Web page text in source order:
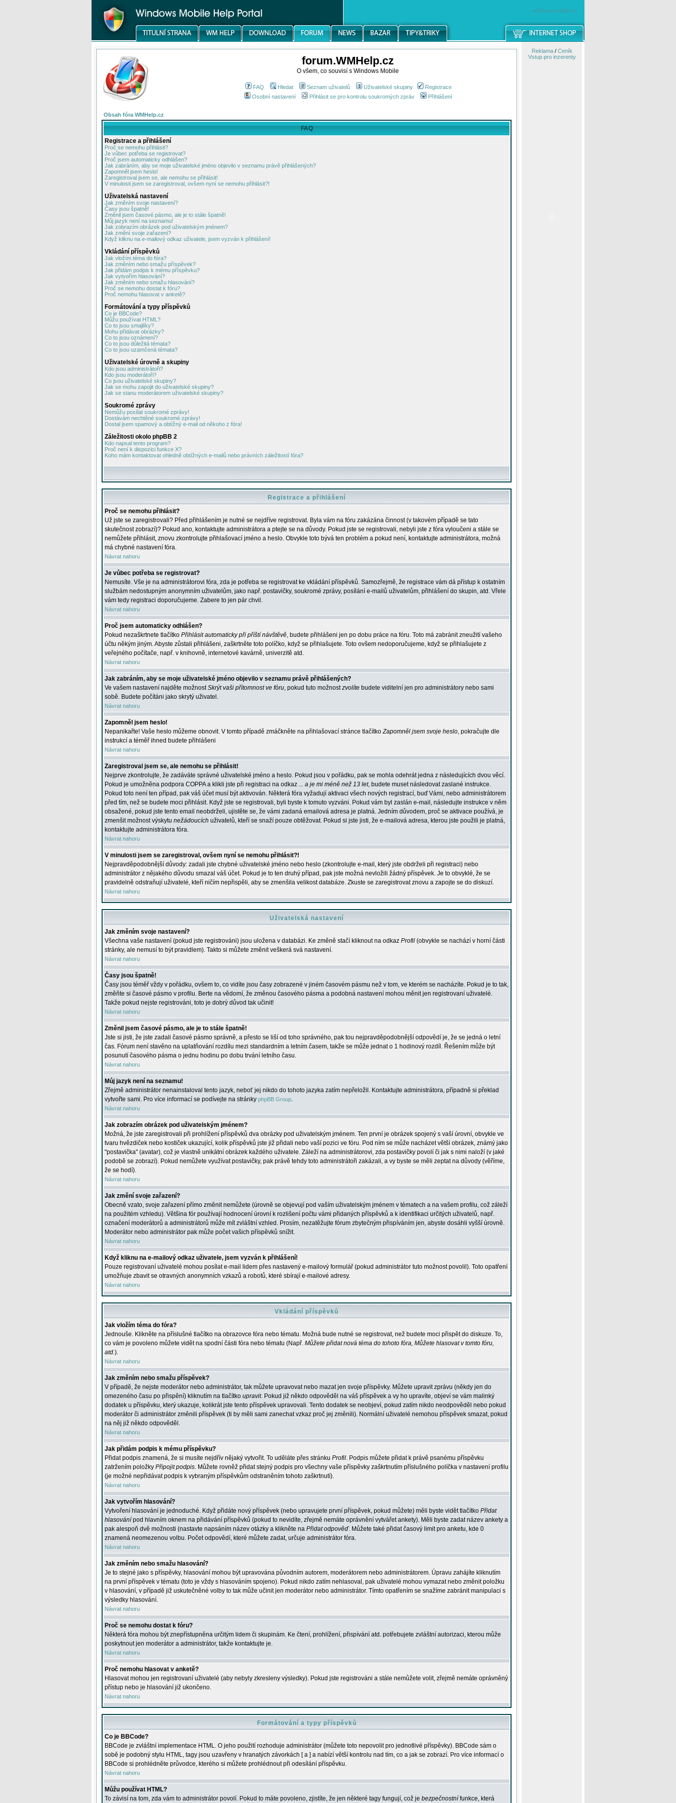
windowsmobile.cz
forum.WMHelp.cz
O všem, co souvisí s Windows Mobile
FAQ Hledat Seznam uživatelů Uživatelské skupiny
Registrace
Osobní nastavení
Přihlásit se pro kontrolu soukromých zpráv Přihlášení
Obsah fóra WMHelp.cz
FAQ
Registrace a přihlášení
Proč se nemohu přihlásit?
Je vůbec potřeba se registrovat?
Proč jsem automaticky odhlášen?
Jak zabráním, aby se moje uživatelské jméno objevilo v seznamu právě přihlášených?
Zapomněl jsem heslo!
Zaregistroval jsem se, ale nemohu se přihlásit!
V minulosti jsem se zaregistroval, ovšem nyní se nemohu přihlásit?!
Uživatelská nastavení
Jak změním svoje nastavení?
Časy jsou špatně!
Změnil jsem časové pásmo, ale je to stále špatně!
Můj jazyk není na seznamu!
Jak zobrazím obrázek pod uživatelským jménem?
Jak změní svoje zařazení?
Když kliknu na e-mailový odkaz uživatele, jsem vyzván k přihlášení!
Vkládání příspěvků
Jak vložím téma do fóra?
Jak změním nebo smažu příspěvek?
Jak přidám podpis k mému příspěvku?
Jak vytvořím hlasování?
Jak změním nebo smažu hlasování?
Proč se nemohu dostat k fóru?
Proč nemohu hlasovat v anketě?
Formátování a typy příspěvků
Co je BBCode?
Můžu používat HTML?
Co to jsou smajlíky?
Mohu přidávat obrázky?
Co to jsou oznámení?
Co to jsou důležitá témata?
Co to jsou uzamčená témata?
Uživatelské úrovně a skupiny
Kdo jsou administrátoři?
Kdo jsou moderátoři?
Co jsou uživatelské skupiny?
Jak se mohu zapojit do uživatelské skupiny?
Jak se stanu moderátorem uživatelské skupiny?
Soukromé zprávy
Nemůžu posílat soukromé zprávy!
Dostávám nechtěné soukromé zprávy!
Dostal jsem spamový a obtížný e-mail od někoho z fóra!
Záležitosti okolo phpBB 2
Kdo napsal tento program?
Proč není k dispozici funkce X?
Koho mám kontaktovat ohledně obtížných e-mailů nebo právních záležitostí fóra?
Registrace a přihlášení
Proč se nemohu přihlásit?
Už jste se zaregistrovali? Před přihlášením je nutné se nejdříve registrovat. Byla vám na fóru zakázána činnost (v takovém případě se tato
skutečnost zobrazí)? Pokud ano, kontaktujte administrátora a ptejte se na důvody. Pokud jste se registrovali, nebyli jste z fóra vyloučeni a stále se
nemůžete přihlásit, znovu zkontrolujte přihlašovací jméno a heslo. Obvykle toto bývá ten problém a pokud není, kontaktujte administrátora, možná
má chybné nastavení fóra.
Návrat nahoru
Je vůbec potřeba se registrovat?
Nemusíte. Vše je na administrátorovi fóra, zda je potřeba se registrovat ke vkládání příspěvků. Samozřejmě, že registrace vám dá přístup k ostatním
službám nedostupným anonymním uživatelům, jako např. postavičky, soukromé zprávy, posílání e-mailů uživatelům, přihlášení do skupin, atd. Vřele
vám tedy registraci doporučujeme. Zabere to jen pár chvil.
Návrat nahoru
Proč jsem automaticky odhlášen?
Pokud nezaškrtnete tlačítko Přihlásit automaticky při příští návštěvě, budete přihlášeni jen po dobu práce na fóru. Toto má zabránit zneužití vašeho
účtu někým jiným. Abyste zůstali přihlášeni, zaškrtněte toto políčko, když se přihlašujete. Toto ovšem nedoporučujeme, když se přihlašujete z
veřejného počítače, např. v knihovně, internetové kavárně, univerzitě atd.
Návrat nahoru
Jak zabráním, aby se moje uživatelské jméno objevilo v seznamu právě přihlášených?
Ve vašem nastavení najděte možnostSkrýt vaši přítomnost ve fóru, pokud tuto možnostzvolíte budete viditelní jen pro administrátory nebo sami
sobě. Budete počítáni jako skrytý uživatel.
Návrat nahoru
Zapomněl jsem heslo!
Nepanikařte! Vaše heslo můžeme obnovit. V tomto případě zmáčkněte na přihlašovací stránce tlačítkoZapomněl jsem svoje heslo, pokračujte dle
instrukcí a téměř ihned budete přihlášeni
Návrat nahoru
Zaregistroval jsem se, ale nemohu se přihlásit!
Nejprve zkontrolujte, že zadáváte správné uživatelské jméno a heslo. Pokud jsou v pořádku, pak se mohla odehrát jedna z následujících dvou věcí.
Pokud je umožněna podpora COPPA a klikli jste při registraci na odkaz ... a je mi méně než 13 let, budete muset následovat zaslané instrukce.
Pokud toto není ten případ, pak váš účet musí být aktivován. Některá fóra vyžadují aktivaci všech nových registrací, buď Vámi, nebo administrátorem
před tím, než se budete moci přihlásit. Když jste se registrovali, byli byste k tomuto vyzváni. Pokud vám byl zaslán e-mail, následujte instrukce v něm
obsažené, pokud jste tento email neobdrželi, ujistěte se, že vámi zadaná emailová adresa je platná. Jedním důvodem, proč se aktivace používá, je
zmenšit možnost výskytu nežádoucích uživatelů, kteří se snaží pouze obtěžovat. Pokud si jste jisti, že e-mailová adresa, kterou jste použili je platná,
kontaktujte administrátora fóra.
Návrat nahoru
V minulosti jsem se zaregistroval, ovšem nyní se nemohu přihlásit?!
Nejpravděpodobnější důvody: zadali jste chybné uživatelské jméno nebo heslo (zkontrolujte e-mail, který jste obdrželi při registraci) nebo
administrátor z nějakého důvodu smazal váš účet. Pokud je to ten druhý případ, pak jste možná nevložili žádný příspěvek. Je to obvyklé, že se
pravidelně odstraňují uživatelé, kteří ničím nepřispěli, aby se zmenšila velikost databáze. Zkuste se zaregistrovat znovu a zapojte se do diskuzí.
Návrat nahoru
Uživatelská nastavení
Jak změním svoje nastavení?
Všechna vaše nastavení (pokud jste registrováni) jsou uložena v databázi. Ke změně stačí kliknout na odkaz Profil (obvykle se nachází v horní části
stránky, ale nemusí to být pravidlem). Takto si můžete změnit veškerá svá nastavení.
Návrat nahoru
Časy jsou špatně!
Časy jsou téměř vždy v pořádku, ovšem to, co vidíte jsou časy zobrazené v jiném časovém pásmu než v tom, ve kterém se nacházíte. Pokud je to tak,
změňte si časové pásmo v profilu. Berte na vědomí, že změnou časového pásma a podobná nastavení mohou měnit jen registrovaní uživatelé.
Takže pokud nejste registrováni, toto je dobrý důvod tak učinit!
Návrat nahoru
Změnil jsem časové pásmo, ale je to stále špatně!
Jste si jisti, že jste zadali časové pásmo správně, a přesto se liší od toho správného, pak tou nejpravděpodobnější odpovědí je, že se jedná o letní
čas. Fórum není stavěno na uplatňování rozdílu mezi standardním a letním časem, takže se může jednat o 1 hodinový rozdíl. Řešením může být
posunutí časového pásma o jednu hodinu po dobu trvání letního času.
Návrat nahoru
Můj jazyk není na seznamu!
Zřejmě administrátor nenainstaloval tento jazyk, neboť jej nikdo do tohoto jazyka zatím nepřeložil. Kontaktujte administrátora, případně si překlad
vytvořte sami. Pro více informací se podívejte na stránky phpBB Group.
Návrat nahoru
Jak zobrazím obrázek pod uživatelským jménem?
Možná, že jste zaregistrovali při prohlížení příspěvků dva obrázky pod uživatelským jménem. Ten první je obrázek spojený s vaší úrovní, obvykle ve
tvaru hvězdiček nebo kostiček ukazující, kolik příspěvků jste již přidali nebo vaší pozici ve fóru. Pod ním se může nacházet větší obrázek, známý jako
"postavička" (avatar), což je vlastně unikátní obrázek každého uživatele. Záleží na administrátorovi, zda postavičky povolí či jak s nimi naloží (v jaké
podobě se zobrazí). Pokud nemůžete využívat postavičky, pak právě tehdy toto administrátoři zakázali, a vy byste se měli zeptat na důvody (věříme,
že se hodí).
Návrat nahoru
Jak změní svoje zařazení?
Obecně vzato, svoje zařazení přímo změnit nemůžete (úrovně se objevují pod vaším uživatelským jménem v tématech a na vašem profilu, což záleží
na použitém vzhledu). Většina fór používají hodnocení úrovní k rozlišení počtu vámi přidaných příspěvků a k identifikaci určitých uživatelů, např.
označení moderátorů a administrátorů může mít zvláštní vzhled. Prosím, nezatěžujte fórum zbytečným přispíváním jen, abyste dosáhli vyšší úrovně.
Moderátor nebo administrátor pak může počet vašich příspěvků snížit.
Návrat nahoru
Když kliknu na e-mailový odkaz uživatele, jsem vyzván k přihlášení!
Pouze registrovaní uživatelé mohou posílat e-mail lidem přes nastavený e-mailový formulář (pokud administrátor tuto možnost povolil). Toto opatření
umožňuje zbavit se otravných anonymních vzkazů a robotů, které sbírají e-mailové adresy.
Návrat nahoru
Vkládání příspěvků
Jak vložím téma do fóra?
Jednouše. Klikněte na příslušné tlačítko na obrazovce fóra nebo tématu. Možná bude nutné se registrovat, než budete moci přispět do diskuze. To,
co vám je povoleno můžete vidět na spodní části fóra nebo tématu (Např. Můžete přidat nová téma do tohoto fóra, Můžete hlasovat v tomto fóru,
atd.).
Návrat nahoru
Jak změním nebo smažu příspěvek?
V případě, že nejste moderátor nebo administrátor, tak můžete upravovat nebo mazat jen svoje příspěvky. Můžete upravit zprávu (někdy jen do
omezeného času po přispění) kliknutím na tlačítko upravit. Pokud již někdo odpověděl na váš příspěvek a vy ho upravíte, objeví se vám malinký
dodatek u příspěvku, který ukazuje, kolikrát jste tento příspěvek upravovali. Tento dodatek se neobjeví, pokud zatím nikdo neodpověděl nebo pokud
moderátor či administrátor změnili příspěvek (ti by měli sami zanechat vzkaz proč jej změnili). Normální uživatelé nemohou příspěvek smazat, pokud
na něj již někdo odpověděl.
Návrat nahoru
Jak přidám podpis k mému příspěvku?
Přidat podpis znamená, že si musíte nejdřív nějaký vytvořit. To uděláte přes stránku Profil. Podpis můžete přidat k právě psanému příspěvku
zatržením položky Připojit podpis. Můžete rovněž přidat stejný podpis pro všechny vaše příspěvky zaškrtnutím příslušného políčka v nastavení profilu
(je možné nepřidávat podpis k vybraným příspěvkům odstraněním tohoto zaškrtnutí).
Návrat nahoru
Jak vytvořím hlasování?
Vytvoření hlasování je jednoduché. Když přidáte nový příspěvek (nebo upravujete první příspěvek, pokud můžete) měli byste vidět tlačítko Přidat
hlasování pod hlavním oknem na přidávání příspěvků (pokud to nevidíte, zřejmě nemáte oprávnění vytvářet ankety). Měli byste zadat název ankety a
pak alespoň dvě možnosti (nastavte napsáním název otázky a klikněte na Přidat odpověď. Můžete také přidat časový limit pro anketu, kde 0
znamená neomezenou volbu. Počet odpovědí, které můžete zadat, určuje administrátor fóra.
Návrat nahoru
Jak změním nebo smažu hlasování?
Je to stejné jako s příspěvky, hlasování mohou být upravována původním autorem, moderátorem nebo administrátorem. Úpravu zahájíte kliknutím
na první příspěvek v tématu (toto je vždy s hlasováním spojeno). Pokud nikdo zatím nehlasoval, pak uživatelé mohou vymazat nebo změnit položku
v hlasování, v případě již uskutečněné volby to tak může učinit jen moderátor nebo administrátor. Tímto opatřením se snažíme zabránit manipulaci s
výsledky hlasování.
Návrat nahoru
Proč se nemohu dostat k fóru?
Některá fóra mohou být znepřístupněna určitým lidem či skupinám. Ke čtení, prohlížení, přispívání atd. potřebujete zvláštní autorizaci, kterou může
poskytnout jen moderátor a administrátor, takže kontaktujte je.
Návrat nahoru
Proč nemohu hlasovat v anketě?
Hlasovat mohou jen registrovaní uživatelé (aby nebyly zkresleny výsledky). Pokud jste registrováni a stále nemůžete volit, zřejmě nemáte oprávněný
přístup nebo je hlasování již ukončeno.
Návrat nahoru
Formátování a typy příspěvků
Co je BBCode?
BBCode je zvláštní implementace HTML. O jeho použití rozhoduje administrátor (můžete toto nepovolit pro jednotlivé příspěvky). BBCode sám o
sobě je podobný stylu HTML, tagy jsou uzavřeny v hranatých závorkách [ a ] a nabízí větší kontrolu nad tím, co a jak se zobrazí. Pro více informací o
BBCode si prohlédněte průvodce, kterého si můžete prohlédnout při odesílání příspěvku.
Návrat nahoru
Můžu používat HTML?
To závisí na tom, zda vám to administrátor povolí. Pokud to máte povoleno, zjistíte, že jen některé tagy fungují, což je bezpečnostní funkce, která
Reklama/ Ceník
Vstup pro inzerenty